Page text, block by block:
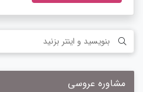
مشاوره عروسی